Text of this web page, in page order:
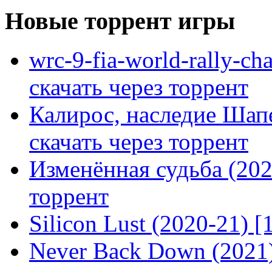
Новые торрент игры
wrc-9-fia-world-rally-
скачать через торрент
Калирос, наследие
скачать через торрент
Изменённая судьба
торрент
Silicon Lust (2020-21)
Never Back Down